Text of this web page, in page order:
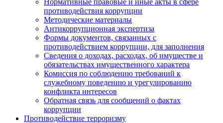
противодействия коррупции
Методические материалы
Антикоррупционная экспертиза
Формы документов, связанных с
противодействием коррупции, для заполнения
Сведения о доходах, расходах, об имуществе и
обязательствах имущественного характера
Комиссия по соблюдению требований к
служебному поведению и урегулированию
конфликта интересов
Обратная связь для сообщений о фактах
коррупции
Противодействие терроризму